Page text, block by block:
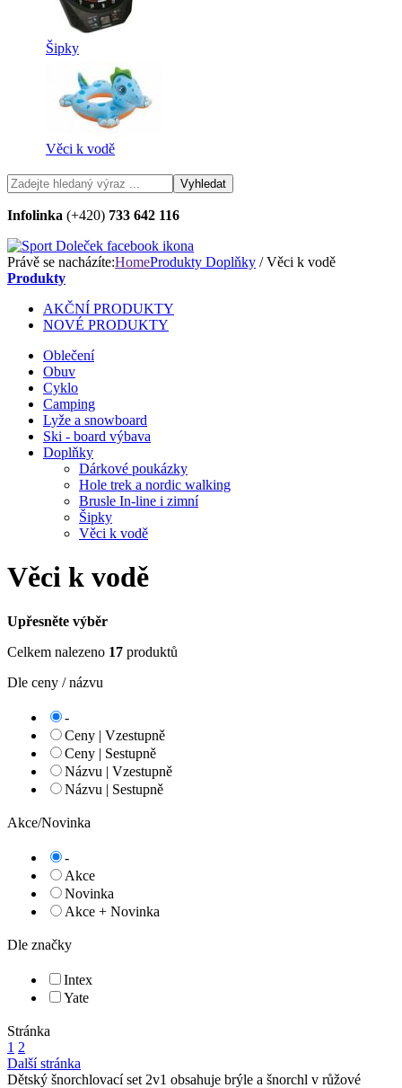
Šipky
Věci k vodě
Infolinka (+420) 733 642 116
Právě se nacházíte:HomeProdukty Doplňky / Věci k vodě
Produkty
AKČNÍ PRODUKTY
NOVÉ PRODUKTY
Oblečení
Obuv
Cyklo
Camping
Lyže a snowboard
Ski - board výbava
Doplňky
Dárkové poukázky
Hole trek a nordic walking
Brusle In-line i zimní
Šipky
Věci k vodě
Věci k vodě
Upřesněte výběr
Celkem nalezeno 17 produktů
Dle ceny / názvu
-
Ceny | Vzestupně
Ceny | Sestupně
Názvu | Vzestupně
Názvu | Sestupně
Akce/Novinka
-
Akce
Novinka
Akce + Novinka
Dle značky
Intex
Yate
Stránka
1 2
Další stránka
Dětský šnorchlovací set 2v1 obsahuje brýle a šnorchl v růžové